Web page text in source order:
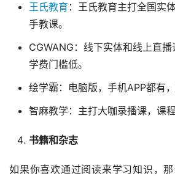
王氏教育 ：王氏教育主打全国实
手教课。
CGWANG：线下实体和线上直播
学费门槛低。
绘学霸：电脑版，手机APP都有
智麻教学：主打大咖录播课，课
书籍和杂志
如果你喜欢通过阅读来学习知识，